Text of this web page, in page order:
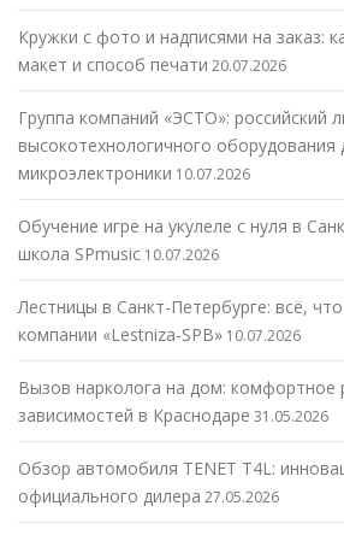
Кружки с фото и надписями на заказ:
макет и способ печати 20.07.2026
Группа компаний «ЭСТО»: российский
высокотехнологичного оборудования
микроэлектроники 10.07.2026
Обучение игре на укулеле с нуля в
школа SPmusic 10.07.2026
Лестницы в Санкт-Петербурге: всё,
компании «Lestniza-SPB» 10.07.2026
Вызов нарколога на дом: комфортное
зависимостей в Краснодаре 31.05.2026
Обзор автомобиля TENET T4L:
официального дилера 27.05.2026